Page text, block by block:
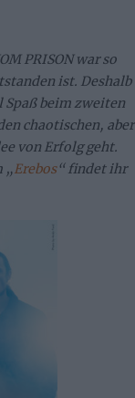
PRISON war so
ist. Deshalb
beim zweiten
chaotischen, aber
von Erfolg geht.
„Erebos“ findet ihr